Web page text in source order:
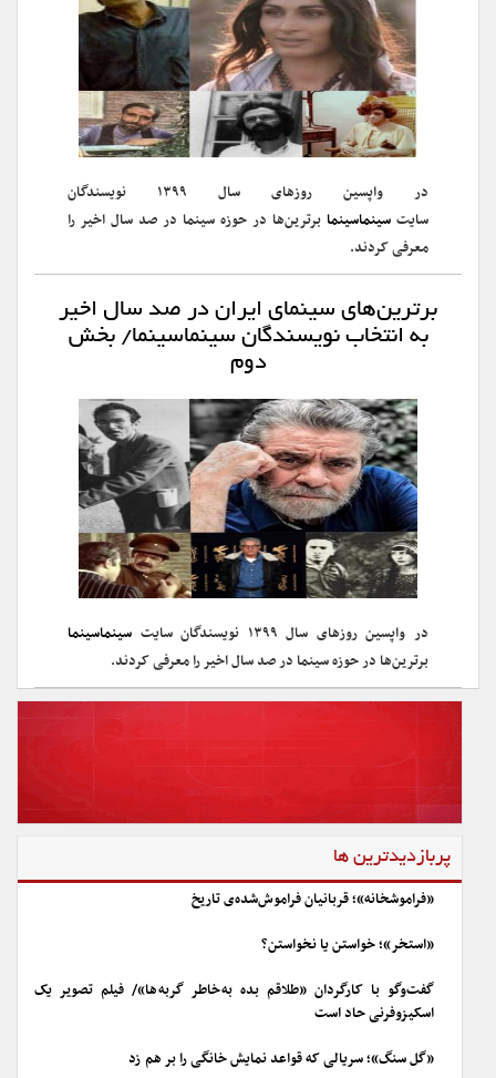
در واپسین روزهای سال ۱۳۹۹ نویسندگان
سایت سینماسینما برترین‌ها در حوزه سینما در صد سال اخیر را
معرفی کردند.
برترین‌های سینمای ایران در صد سال اخیر
به انتخاب نویسندگان سینماسینما/ بخش
دوم
در واپسین روزهای سال ۱۳۹۹ نویسندگان سایت
سینماسینما
برترین‌ها در حوزه سینما در صد سال اخیر را معرفی کردند.
پربازدیدترین ها
«فراموشخانه»؛ قربانیان فراموش‌شده‌ی تاریخ
«استخر»؛ خواستن یا نخواستن؟
گفت‌وگو با کارگردان «طلاقم بده به خاطر گربه ها»/ فیلم تصویر یک
اسکیزوفرنی حاد است
«گل سنگ»؛ سریالی که قواعد نمایش خانگی را بر هم زد